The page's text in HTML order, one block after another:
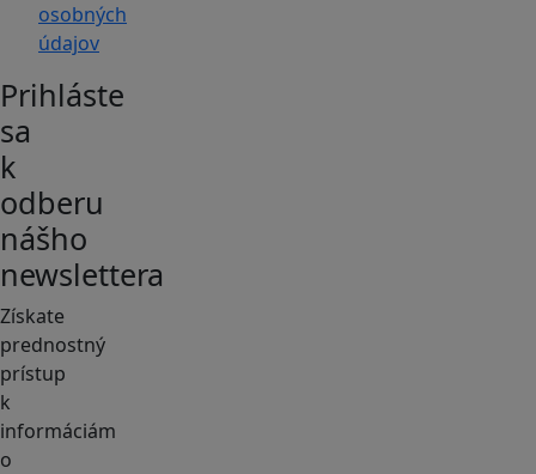
osobných
údajov
Prihláste
sa
k
odberu
nášho
newslettera
Získate
prednostný
prístup
k
informáciám
o